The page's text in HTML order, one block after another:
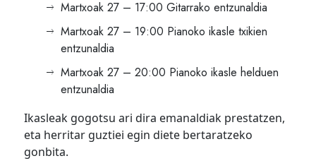
Martxoak 27 – 17:00 Gitarrako entzunaldia
Martxoak 27 – 19:00 Pianoko ikasle txikien
entzunaldia
Martxoak 27 – 20:00 Pianoko ikasle helduen
entzunaldia
Ikasleak gogotsu ari dira emanaldiak prestatzen,
eta herritar guztiei egin diete bertaratzeko
gonbita.